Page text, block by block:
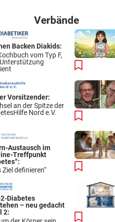
Viel ErfolgVerbände
Backen Diakids:
vom Typ F,
Vorsitzender:
an der Spitze der
Nord e.V.
Austausch im
Treffpunkt
Ziel definieren“
Diabetes
– neu gedacht
2: